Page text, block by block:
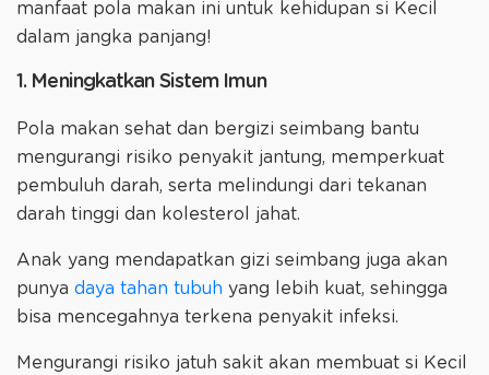
manfaat pola makan ini untuk kehidupan si Kecil
dalam jangka panjang!
1. Meningkatkan Sistem Imun
Pola makan sehat dan bergizi seimbang bantu
mengurangi risiko penyakit jantung, memperkuat
pembuluh darah, serta melindungi dari tekanan
darah tinggi dan kolesterol jahat.
Anak yang mendapatkan gizi seimbang juga akan
punya daya tahan tubuh yang lebih kuat, sehingga
bisa mencegahnya terkena penyakit infeksi.
Mengurangi risiko jatuh sakit akan membuat si Kecil